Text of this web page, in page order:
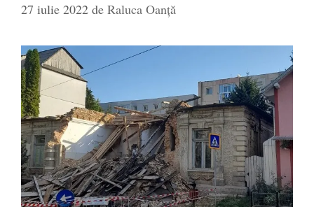
27 iulie 2022 de Raluca Oanță